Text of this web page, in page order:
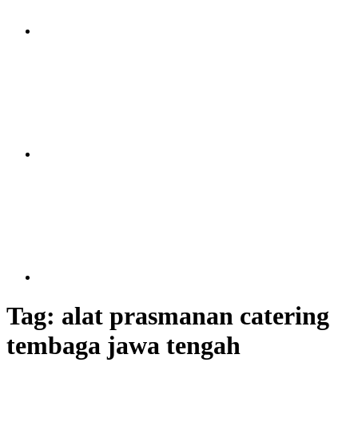
Tag: alat prasmanan catering
tembaga jawa tengah